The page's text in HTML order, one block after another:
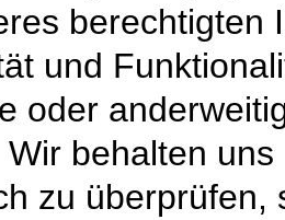
berechtigten
und
oder
behalten
zu überprüfen,